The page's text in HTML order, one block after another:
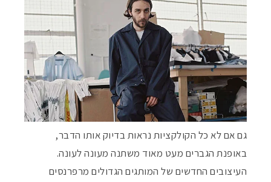
גם אם לא כל הקולקציות נראות בדיוק אותו הדבר,
באופנת הגברים מעט מאוד משתנה מעונה לעונה.
העיצובים החדשים של המותגים הגדולים מרפרנסים